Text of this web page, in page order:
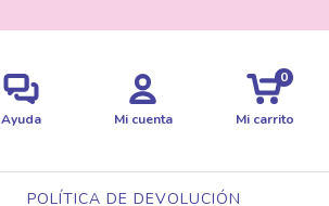
Ayuda Mi cuenta Mi carrito
0
POLÍTICA DE DEVOLUCIÓN